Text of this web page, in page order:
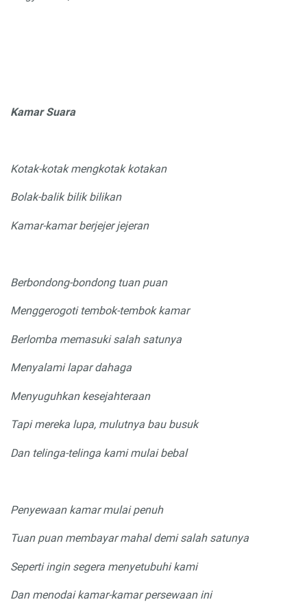
Kamar Suara
Kotak-kotak mengkotak kotakan
Bolak-balik bilik bilikan
Kamar-kamar berjejer jejeran
Berbondong-bondong tuan puan
Menggerogoti tembok-tembok kamar
Berlomba memasuki salah satunya
Menyalami lapar dahaga
Menyuguhkan kesejahteraan
Tapi mereka lupa, mulutnya bau busuk
Dan telinga-telinga kami mulai bebal
Penyewaan kamar mulai penuh
Tuan puan membayar mahal demi salah satunya
Seperti ingin segera menyetubuhi kami
Dan menodai kamar-kamar persewaan ini